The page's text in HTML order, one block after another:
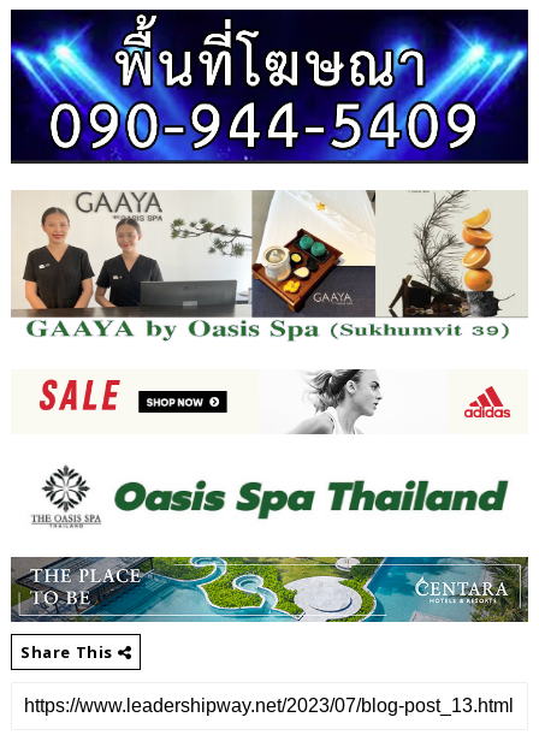
Share This